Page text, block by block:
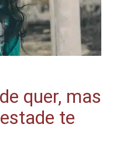
quer, mas
te